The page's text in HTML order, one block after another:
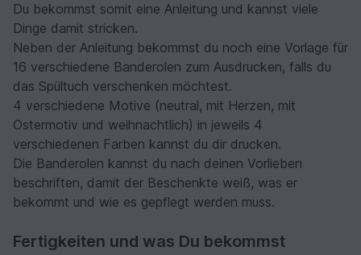
Du bekommst somit eine Anleitung und kannst viele
Dinge damit stricken.
Neben der Anleitung bekommst du noch eine Vorlage für
16 verschiedene Banderolen zum Ausdrucken, falls du
das Spültuch verschenken möchtest.
4 verschiedene Motive (neutral, mit Herzen, mit
Ostermotiv und weihnachtlich) in jeweils 4
verschiedenen Farben kannst du dir drucken.
Die Banderolen kannst du nach deinen Vorlieben
beschriften, damit der Beschenkte weiß, was er
bekommt und wie es gepflegt werden muss.
Fertigkeiten und was Du bekommst